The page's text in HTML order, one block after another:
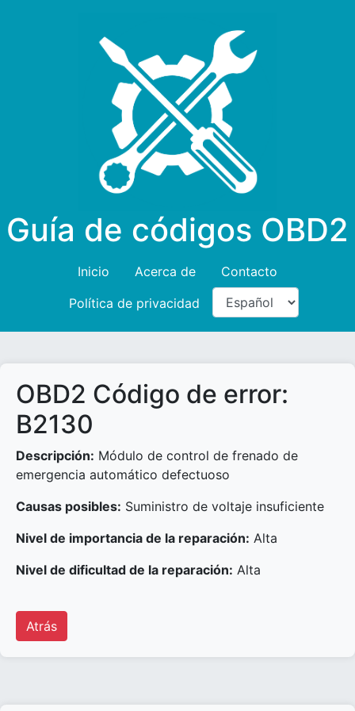
Guía de códigos OBD2
Inicio Acerca de
Contacto
Política de privacidad
OBD2 Código de error:
B2130
Descripción: Módulo de control de frenado de
emergencia automático defectuoso
Causas posibles: Suministro de voltaje insuficiente
Nivel de importancia de la reparación: Alta
Nivel de dificultad de la reparación: Alta
Atrás